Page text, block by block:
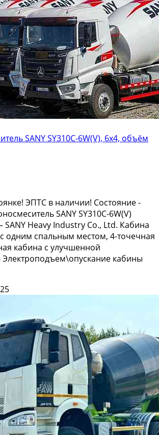
SANY SY310C-6W(V), 6х4, объём
ЭПТС в наличии! Состояние -
SANY SY310C-6W(V)
SANY Heavy Industry Co., Ltd. Кабина
с одним спальным местом, 4-точечная
кабина с улучшенной
кабины